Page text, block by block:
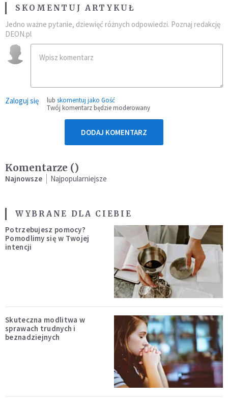
SKOMENTUJ ARTYKUŁ
Jedno ważne pytanie, dziewięć różnych odpowiedzi. Poznaj redakcję
DEON.pl
Zaloguj się lub skomentuj jako Gość
Twój komentarz będzie moderowany
DODAJ KOMENTARZ
Komentarze ()
Najnowsze Najpopularniejsze
WYBRANE DLA CIEBIE
Potrzebujesz pomocy?
Pomodlimy się w Twojej
intencji
Skuteczna modlitwa w
sprawach trudnych i
beznadziejnych